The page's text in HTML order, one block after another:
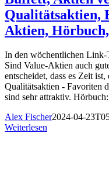
Qualitätsaktien,
Aktien,
In den wöchentlichen Link-
Sind Value-Aktien auch
entscheidet, dass es Zeit
Qualitätsaktien - Favoriten
sind sehr attraktiv.
Alex Fischer2024-04-
Weiterlesen